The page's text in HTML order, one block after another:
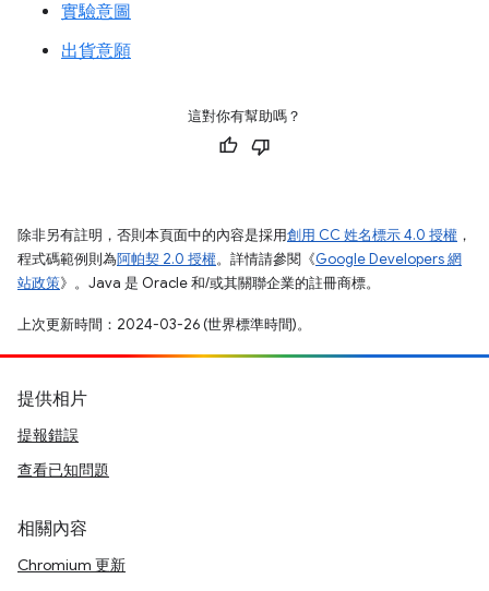
實驗意圖
出貨意願
這對你有幫助嗎？
除非另有註明，否則本頁面中的內容是採用創用 CC 姓名標示 4.0 授權 ，
程式碼範例則為阿帕契 2.0 授權。詳情請參閱《Google Developers 網
站政策》。Java 是 Oracle 和/或其關聯企業的註冊商標。
上次更新時間：2024-03-26 (世界標準時間)。
提供相片
提報錯誤
查看已知問題
相關內容
Chromium 更新